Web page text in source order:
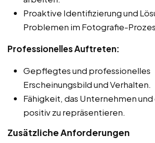
Proaktive Identifizierung und
Problemen im Fotografie-
Professionelles Auftreten:
Gepflegtes und professionelles
Erscheinungsbild und Verhalten.
Fähigkeit, das Unternehmen und
positiv zu repräsentieren.
Zusätzliche Anforderungen